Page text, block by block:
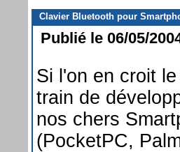
Clavier Bluetooth pour
Publié le 06/05/
Si l'on en croit
train de
nos chers
(PocketPC,